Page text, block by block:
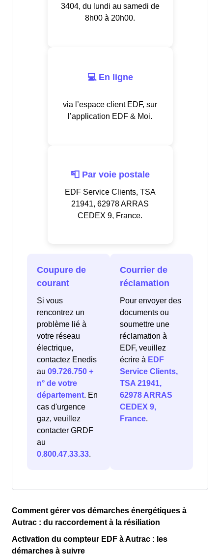
3404, du lundi au samedi de
8h00 à 20h00.
💻 En ligne
via l’espace client EDF, sur
l’application EDF & Moi.
📮 Par voie postale
EDF Service Clients, TSA
21941, 62978 ARRAS
CEDEX 9, France.
Coupure de
courant
Si vous
rencontrez un
problème lié à
votre réseau
électrique,
contactez Enedis
au 09.726.750 +
n° de votre
département. En
cas d'urgence
gaz, veuillez
contacter GRDF
au
0.800.47.33.33.
Courrier de
réclamation
Pour envoyer des
documents ou
soumettre une
réclamation à
EDF, veuillez
écrire à EDF
Service Clients,
TSA 21941,
62978 ARRAS
CEDEX 9,
France.
Comment gérer vos démarches énergétiques à
Autrac : du raccordement à la résiliation
Activation du compteur EDF à Autrac : les
démarches à suivre